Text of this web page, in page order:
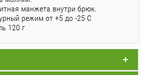
манжета внутри брюк.
режим от +5 до -25 С
120 г